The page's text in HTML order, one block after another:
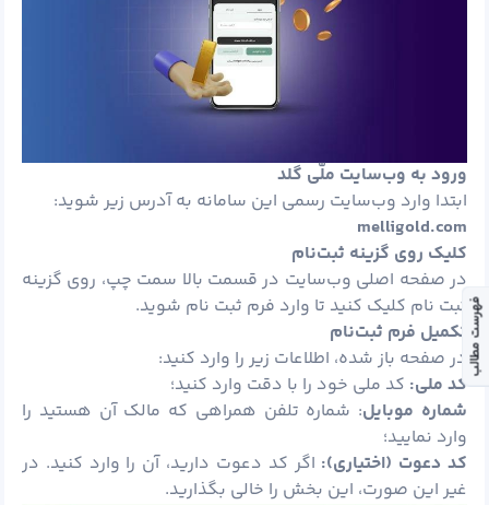
ورود به وب‌سایت ملّی گلد
ابتدا وارد وب‌سایت رسمی این سامانه به آدرس زیر شوید:
melligold.com
کلیک روی گزینه ثبت‌نام
در صفحه اصلی وب‌سایت در قسمت بالا سمت چپ، روی گزینه
ثبت‌ نام کلیک کنید تا وارد فرم ثبت‌ نام شوید.
تکمیل فرم ثبت‌نام
در صفحه باز شده، اطلاعات زیر را وارد کنید:
کد ملی: کد ملی خود را با دقت وارد کنید؛
شماره موبایل: شماره تلفن همراهی که مالک آن هستید را
وارد نمایید؛
کد دعوت (اختیاری): اگر کد دعوت دارید، آن را وارد کنید. در
غیر این صورت، این بخش را خالی بگذارید.
فهرست مطالب